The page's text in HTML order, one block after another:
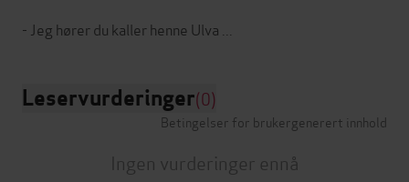
Leservurderinger(0)
Betingelser for brukergenerert innhold
Ingen vurderinger ennå